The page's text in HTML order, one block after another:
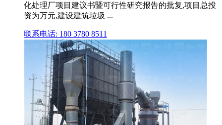
化处理厂项目建议书暨可行性研究报告的批复,项目总投
资为万元,建设建筑垃圾 ...
联系电话: 180 3780 8511